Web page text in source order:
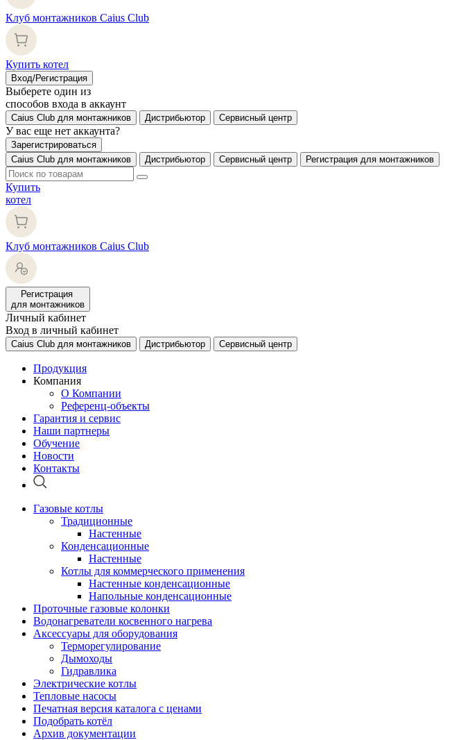
Клуб монтажников Caius Club
Купить котел
Вход/Регистрация
Выберете один из
способов входа в аккаунт
Caius Club для монтажников Дистрибьютор Сервисный центр
У вас еще нет аккаунта?
Зарегистрироваться
Caius Club для монтажников
Дистрибьютор Сервисный центр Регистрация для монтажников
Купить
котел
Клуб монтажников Caius Club
Регистрация
для монтажников
Личный кабинет
Вход в личный кабинет
Caius Club для монтажников Дистрибьютор Сервисный центр
Продукция
Компания
О Компании
Референц-объекты
Гарантия и сервис
Наши партнеры
Обучение
Новости
Контакты
Газовые котлы
Традиционные
Настенные
Конденсационные
Настенные
Котлы для коммерческого применения
Настенные конденсационные
Напольные конденсационные
Проточные газовые колонки
Водонагреватели косвенного нагрева
Аксессуары для оборудования
Терморегулирование
Дымоходы
Гидравлика
Электрические котлы
Тепловые насосы
Печатная версия каталога с ценами
Подобрать котёл
Архив документации